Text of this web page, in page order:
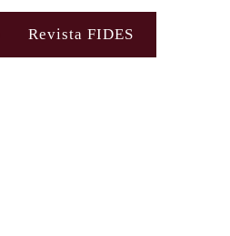
Revista FIDES